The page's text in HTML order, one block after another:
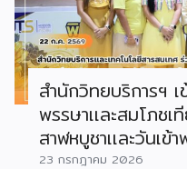
สำนักวิทยบริการฯ
พรรษาเเละสมโภช
สาฬหบูชาเเละวันเข้
23 กรกฎาคม 2026